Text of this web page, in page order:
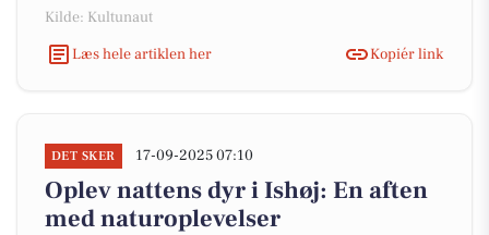
Kilde: Kultunaut
Læs hele artiklen her
Kopiér link
DET SKER 17-09-2025 07:10
Oplev nattens dyr i Ishøj: En aften
med naturoplevelser